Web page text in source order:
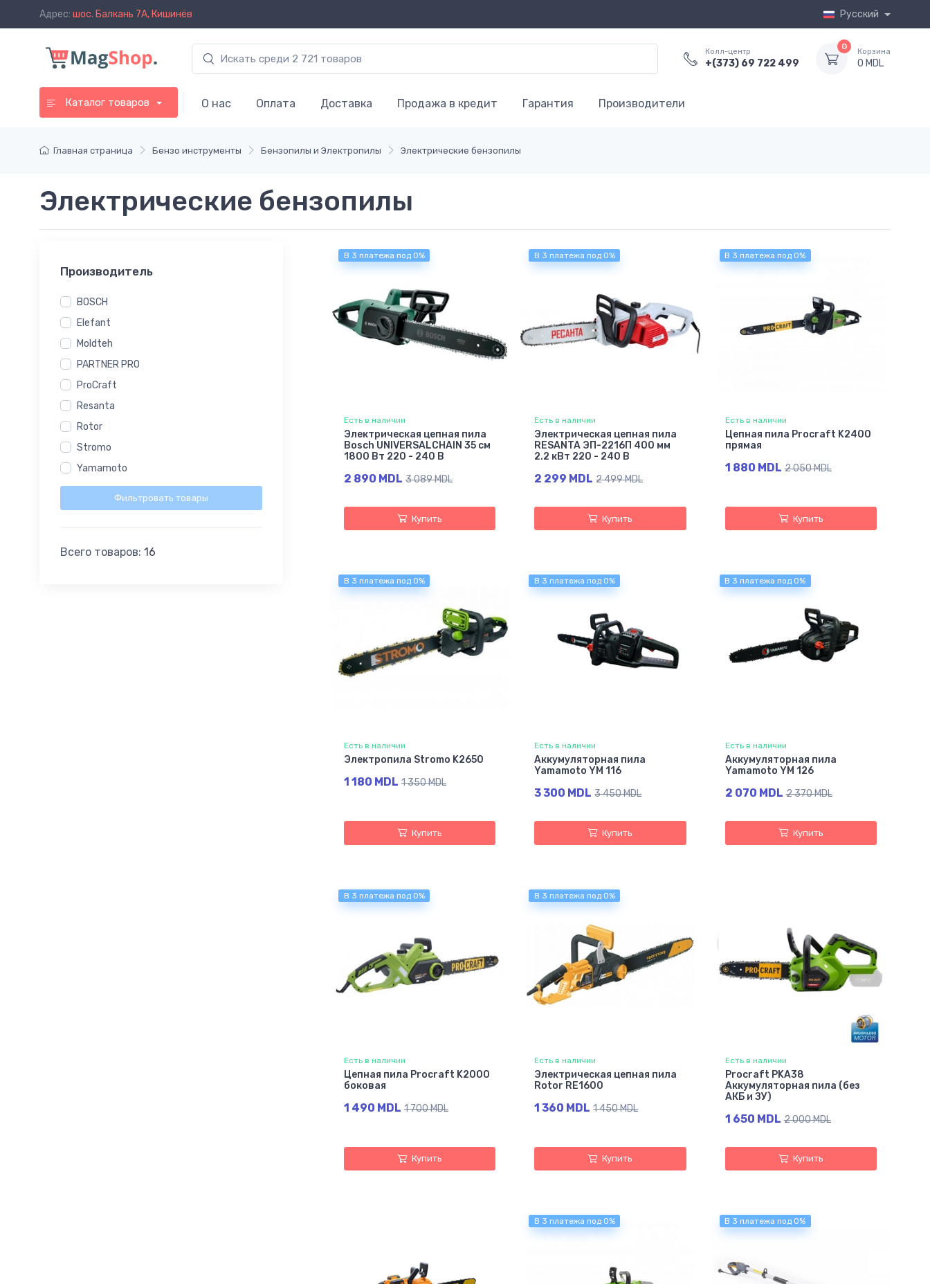
Адрес: шос. Балкань 7A, Кишинёв Русский
Колл-центр
+(373) 69 722 499
0
Корзина
0 MDL
Каталог товаров О нас Оплата Доставка Продажа в кредит Гарантия Производители
Главная страница Бензо инструменты Бензопилы и Электропилы Электрические бензопилы
Электрические бензопилы
Производитель
BOSCH
Elefant
Moldteh
PARTNER PRO
ProCraft
Resanta
Rotor
Stromo
Yamamoto
Фильтровать товары
Всего товаров: 16
В 3 платежа под 0%
Есть в наличии
Электрическая цепная пила
Bosch UNIVERSALCHAIN 35 см
1800 Вт 220 - 240 В
2 890 MDL 3 089 MDL
Купить
В 3 платежа под 0%
Есть в наличии
Электрическая цепная пила
RESANTA ЭП-2216П 400 мм
2.2 кВт 220 - 240 В
2 299 MDL 2 499 MDL
Купить
В 3 платежа под 0%
Есть в наличии
Цепная пила Procraft K2400
прямая
1 880 MDL 2 050 MDL
Купить
В 3 платежа под 0%
Есть в наличии
Электропила Stromo K2650
1 180 MDL 1 350 MDL
Купить
В 3 платежа под 0%
Есть в наличии
Аккумуляторная пила
Yamamoto YM 116
3 300 MDL 3 450 MDL
Купить
В 3 платежа под 0%
Есть в наличии
Аккумуляторная пила
Yamamoto YM 126
2 070 MDL 2 370 MDL
Купить
В 3 платежа под 0%
Есть в наличии
Цепная пила Procraft K2000
боковая
1 490 MDL 1 700 MDL
Купить
В 3 платежа под 0%
Есть в наличии
Электрическая цепная пила
Rotor RE1600
1 360 MDL 1 450 MDL
Купить
Есть в наличии
Procraft PKA38
Aккумуляторная пила (без
АКБ и ЗУ)
1 650 MDL 2 000 MDL
Купить
В 3 платежа под 0% В 3 платежа под 0%